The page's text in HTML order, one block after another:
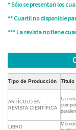
* Sólo se presentan los
** Cuartil no disponible
*** La revista no tiene
Tipo de Producción Título
ARTÍCULO EN
REVISTA CIENTÍFICA
La
LIBRO